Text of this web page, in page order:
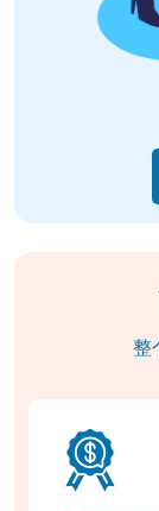
整